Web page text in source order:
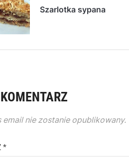
Szarlotka sypana
email nie zostanie opublikowany.
*